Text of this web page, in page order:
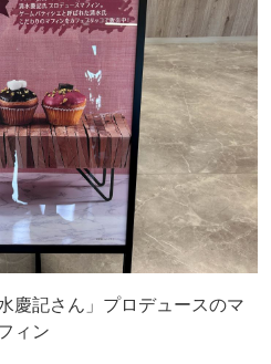
慶記さん」プロデュースのマ
ィン